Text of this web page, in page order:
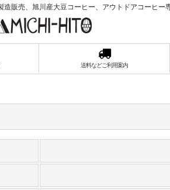
販売、旭川産大豆コーヒー、アウトドアコーヒ
送料などご利用案内